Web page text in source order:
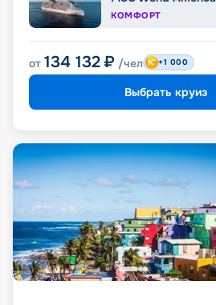
КОМФОРТ
от 134 132 ₽ /чел +1 000
Выбрать круиз